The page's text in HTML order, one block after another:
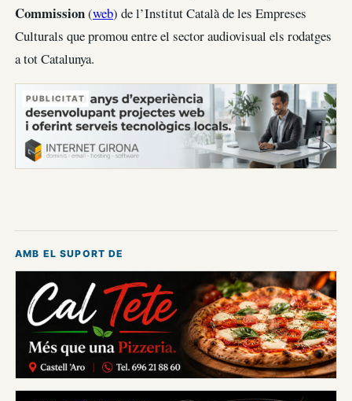
Commission(web) de l’Institut Català de les Empreses
Culturals que promou entre el sector audiovisual els rodatges
a tot Catalunya.
PUBLICITAT
AMB EL SUPORT DE